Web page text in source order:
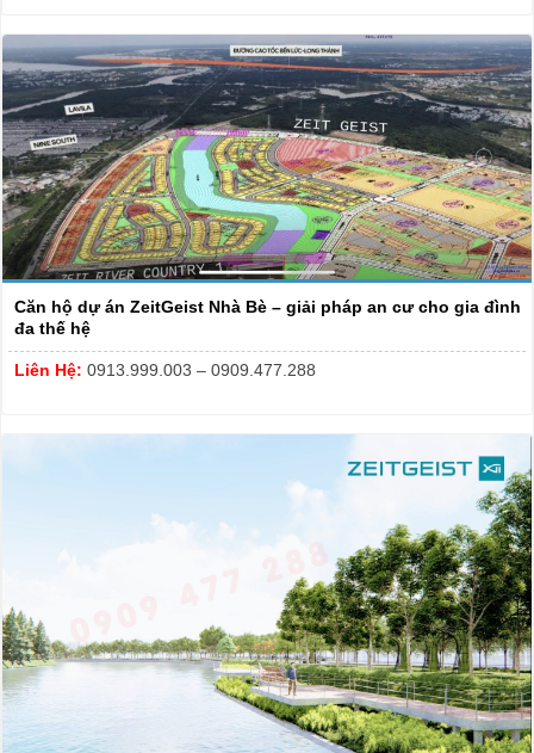
Căn hộ dự án ZeitGeist Nhà Bè – giải pháp an cư cho gia đình
đa thế hệ
Liên Hệ: 0913.999.003 – 0909.477.288